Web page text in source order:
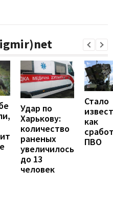
Удар по
Харькову:
количество
раненых
увеличилось
до 13
человек
Стало
как
ПВО